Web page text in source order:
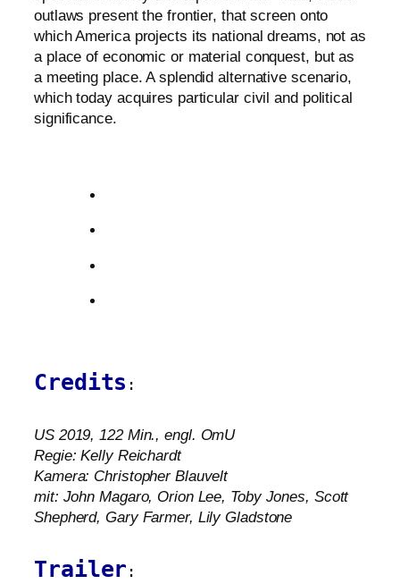
out­laws pre­sent the fron­tier, that screen onto
which America pro­jects its natio­nal dreams, not as
a place of eco­no­mic or mate­ri­al con­quest, but as
a mee­ting place. A sple­ndid alter­na­ti­ve sce­na­rio,
which today acqui­res par­ti­cu­lar civil and poli­ti­cal
significance.
Credits :
US2019, 122 Min., engl. OmU
Regie: Kelly Reichardt
Kamera: Christopher Blauvelt
mit: John Magaro, Orion Lee, Toby Jones, Scott
Shepherd, Gary Farmer, Lily Gladstone
Trailer :